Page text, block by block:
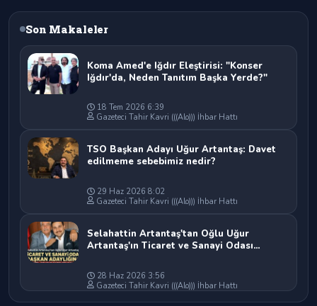
Son Makaleler
Koma Amed'e Iğdır Eleştirisi: "Konser
Iğdır'da, Neden Tanıtım Başka Yerde?"
18 Tem 2026 6:39
Gazeteci Tahir Kavri (((Alo))) İhbar Hattı
TSO Başkan Adayı Uğur Artantaş: Davet
edilmeme sebebimiz nedir?
29 Haz 2026 8:02
Gazeteci Tahir Kavri (((Alo))) İhbar Hattı
Selahattin Artantaş'tan Oğlu Uğur
Artantaş'ın Ticaret ve Sanayi Odası
Bahtın Açık Olsun Oğlum"
28 Haz 2026 3:56
Gazeteci Tahir Kavri (((Alo))) İhbar Hattı